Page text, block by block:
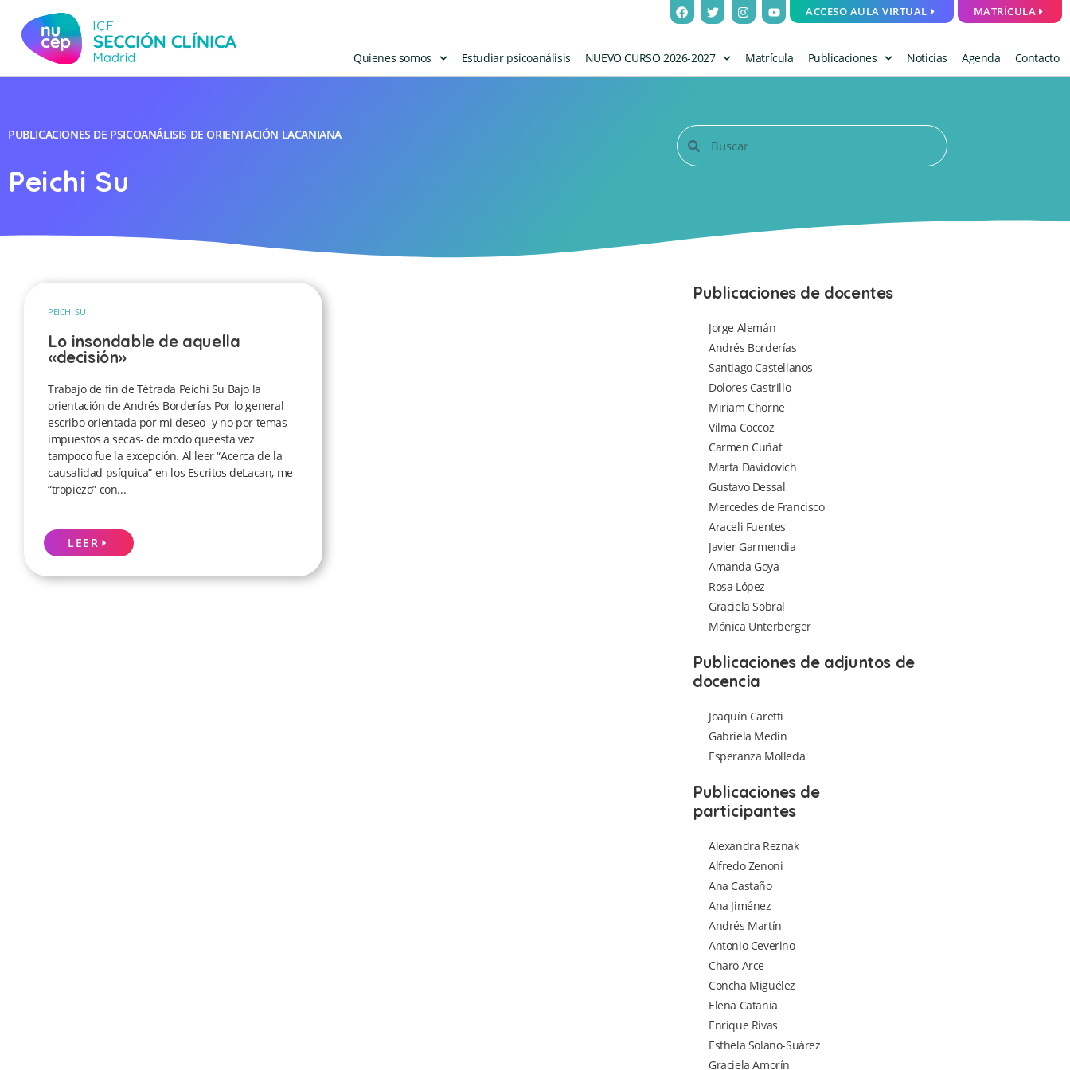
ACCESO AULA VIRTUAL MATRÍCULA
Quienes somos Estudiar psicoanálisis NUEVO CURSO 2026-2027 Matrícula Publicaciones Noticias Agenda Contacto
PUBLICACIONES DE PSICOANÁLISIS DE ORIENTACIÓN LACANIANA
Peichi Su
PEICHI SU
Lo insondable de aquella
«decisión»
Trabajo de fin de Tétrada Peichi Su Bajo la
orientación de Andrés Borderías Por lo general
escribo orientada por mi deseo -y no por temas
impuestos a secas- de modo queesta vez
tampoco fue la excepción. Al leer “Acerca de la
causalidad psíquica” en los Escritos deLacan, me
“tropiezo” con...
LEER
Publicaciones de docentes
Jorge Alemán
Andrés Borderías
Santiago Castellanos
Dolores Castrillo
Miriam Chorne
Vilma Coccoz
Carmen Cuñat
Marta Davidovich
Gustavo Dessal
Mercedes de Francisco
Araceli Fuentes
Javier Garmendia
Amanda Goya
Rosa López
Graciela Sobral
Mónica Unterberger
Publicaciones de adjuntos de
docencia
Joaquín Caretti
Gabriela Medin
Esperanza Molleda
Publicaciones de
participantes
Alexandra Reznak
Alfredo Zenoni
Ana Castaño
Ana Jiménez
Andrés Martín
Antonio Ceverino
Charo Arce
Concha Miguélez
Elena Catania
Enrique Rivas
Esthela Solano-Suárez
Graciela Amorín